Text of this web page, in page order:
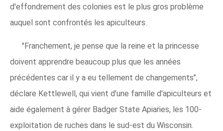
d'effondrement des colonies est le plus gros problème
auquel sont confrontés les apiculteurs.
"Franchement, je pense que la reine et la princesse
doivent apprendre beaucoup plus que les années
précédentes car il y a eu tellement de changements",
déclare Kettlewell, qui vient d'une famille d'apiculteurs et
aide également à gérer Badger State Apiaries, les 100-
exploitation de ruches dans le sud-est du Wisconsin.